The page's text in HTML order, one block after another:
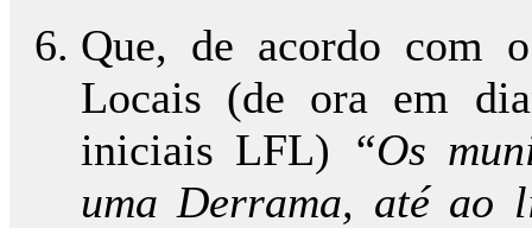
Que, de acordo com
Locais (de ora em
iniciais LFL) “Os
uma Derrama, até ao